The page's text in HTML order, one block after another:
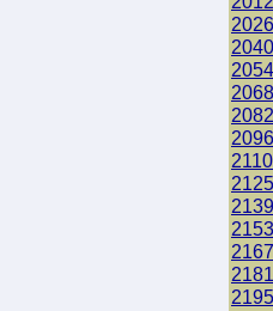
2026
2040
2054
2068
2082
2096
2110
2125
2139
2153
2167
2181
2195